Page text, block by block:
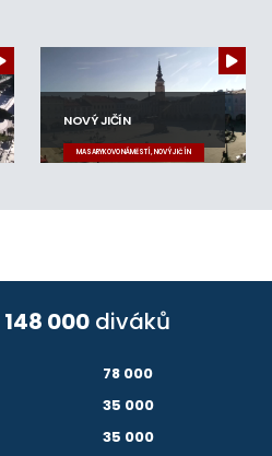
NOVÝ JIČÍN
MASARYKOVO NÁMĚSTÍ, NOVÝ JIČÍN
148 000 diváků
78 000
35 000
35 000